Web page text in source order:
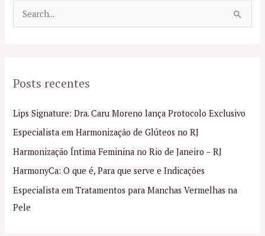
u
s
a
r
p
o
r
Posts recentes
Lips Signature: Dra. Caru Moreno lança Protocolo Exclusivo
Especialista em Harmonização de Glúteos no RJ
Harmonização Íntima Feminina no Rio de Janeiro – RJ
HarmonyCa: O que é, Para que serve e Indicações
Especialista em Tratamentos para Manchas Vermelhas na
Pele